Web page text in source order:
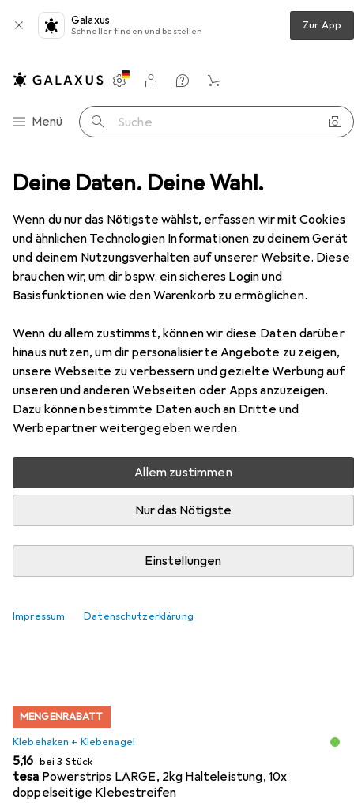
Deine Daten. Deine Wahl.
Wenn du nur das Nötigste wählst, erfassen wir mit Cookies
und ähnlichen Technologien Informationen zu deinem Gerät
und deinem Nutzungsverhalten auf unserer Website. Diese
brauchen wir, um dir bspw. ein sicheres Login und
Basisfunktionen wie den Warenkorb zu ermöglichen.
Wenn du allem zustimmst, können wir diese Daten darüber
hinaus nutzen, um dir personalisierte Angebote zu zeigen,
unsere Webseite zu verbessern und gezielte Werbung auf
unseren und anderen Webseiten oder Apps anzuzeigen.
Dazu können bestimmte Daten auch an Dritte und
Werbepartner weitergegeben werden.
Allem zustimmen
Nur das Nötigste
Einstellungen
Impressum Datenschutzerklärung
Galaxus
Schneller finden und bestellen Zur App
Navigation nach Kategorien
Menü Suche
Einstellungen
Kundenkonto
Vergleichslisten
Merklisten
Warenkorb
Hama Kunststoffrahmen Madrid, Weiss, 50
EUR
37,39
Hama Kunststoffrahmen Madrid,
Weiss, 50
Zubehör für Hama
Kunststoffrahmen Madrid,
Weiss, 50
Hier findest du passendes Zubehör zum Produkt Hama
Kunststoffrahmen Madrid, Weiss, 50 aus der Kategorie
Klebehaken + Klebenagel.
Beliebt Klebehaken + Klebenagel Nägel
Relevanz
MENGENRABATT
Klebehaken + Klebenagel
EUR
5,16 bei 3 Stück
tesa Powerstrips LARGE, 2kg Halteleistung, 10x
doppelseitige Klebestreifen